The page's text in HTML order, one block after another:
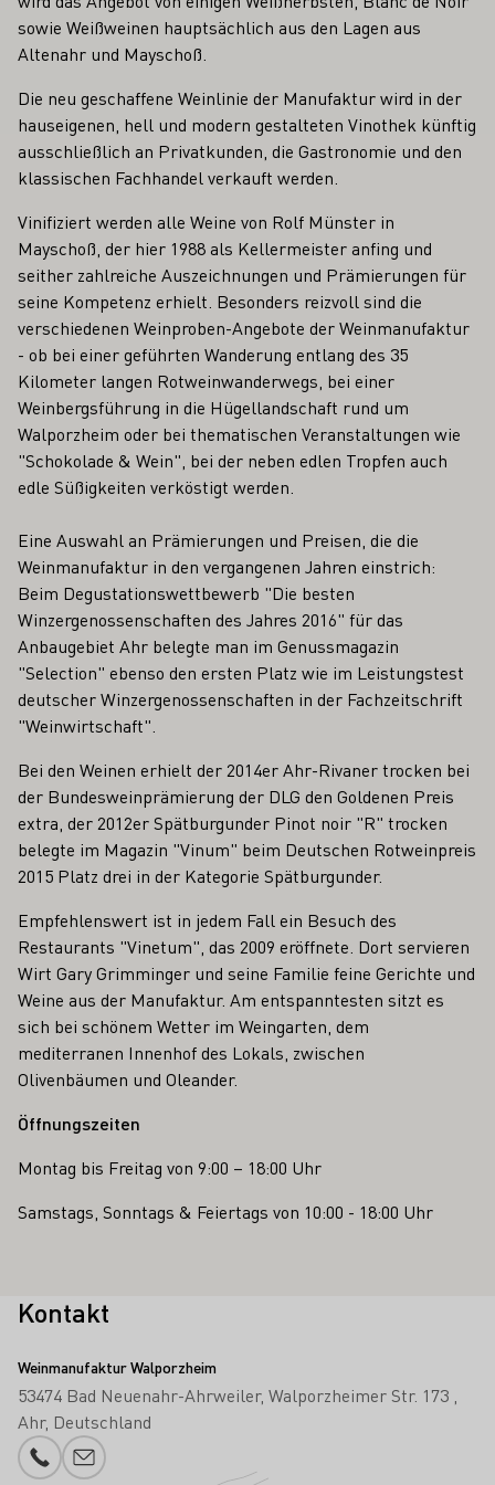
sowie Weißweinen hauptsächlich aus den Lagen aus
Altenahr und Mayschoß.
Die neu geschaffene Weinlinie der Manufaktur wird in der
hauseigenen, hell und modern gestalteten Vinothek künftig
ausschließlich an Privatkunden, die Gastronomie und den
klassischen Fachhandel verkauft werden.
Vinifiziert werden alle Weine von Rolf Münster in
Mayschoß, der hier 1988 als Kellermeister anfing und
seither zahlreiche Auszeichnungen und Prämierungen für
seine Kompetenz erhielt. Besonders reizvoll sind die
verschiedenen Weinproben-Angebote der Weinmanufaktur
- ob bei einer geführten Wanderung entlang des 35
Kilometer langen Rotweinwanderwegs, bei einer
Weinbergsführung in die Hügellandschaft rund um
Walporzheim oder bei thematischen Veranstaltungen wie
"Schokolade & Wein", bei der neben edlen Tropfen auch
edle Süßigkeiten verköstigt werden.
Eine Auswahl an Prämierungen und Preisen, die die
Weinmanufaktur in den vergangenen Jahren einstrich:
Beim Degustationswettbewerb "Die besten
Winzergenossenschaften des Jahres 2016" für das
Anbaugebiet Ahr belegte man im Genussmagazin
"Selection" ebenso den ersten Platz wie im Leistungstest
deutscher Winzergenossenschaften in der Fachzeitschrift
"Weinwirtschaft".
Bei den Weinen erhielt der 2014er Ahr-Rivaner trocken bei
der Bundesweinprämierung der DLG den Goldenen Preis
extra, der 2012er Spätburgunder Pinot noir "R" trocken
belegte im Magazin "Vinum" beim Deutschen Rotweinpreis
2015 Platz drei in der Kategorie Spätburgunder.
Empfehlenswert ist in jedem Fall ein Besuch des
Restaurants "Vinetum", das 2009 eröffnete. Dort servieren
Wirt Gary Grimminger und seine Familie feine Gerichte und
Weine aus der Manufaktur. Am entspanntesten sitzt es
sich bei schönem Wetter im Weingarten, dem
mediterranen Innenhof des Lokals, zwischen
Olivenbäumen und Oleander.
Öffnungszeiten
Montag bis Freitag von 9:00 – 18:00 Uhr
Samstags, Sonntags & Feiertags von 10:00 - 18:00 Uhr
Kontakt
Weinmanufaktur Walporzheim
53474 Bad Neuenahr-Ahrweiler Walporzheimer Str. 173
Ahr Deutschland
Telefonnummer
E-Mail-Adresse